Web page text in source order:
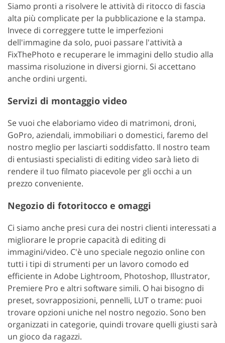
Siamo pronti a risolvere le attività di ritocco di fascia
alta più complicate per la pubblicazione e la stampa.
Invece di correggere tutte le imperfezioni
dell'immagine da solo, puoi passare l'attività a
FixThePhoto e recuperare le immagini dello studio alla
massima risoluzione in diversi giorni. Si accettano
anche ordini urgenti.
Servizi di montaggio video
Se vuoi che elaboriamo video di matrimoni, droni,
GoPro, aziendali, immobiliari o domestici, faremo del
nostro meglio per lasciarti soddisfatto. Il nostro team
di entusiasti specialisti di editing video sarà lieto di
rendere il tuo filmato piacevole per gli occhi a un
prezzo conveniente.
Negozio di fotoritocco e omaggi
Ci siamo anche presi cura dei nostri clienti interessati a
migliorare le proprie capacità di editing di
immagini/video. C'è uno speciale negozio online con
tutti i tipi di strumenti per un lavoro comodo ed
efficiente in Adobe Lightroom, Photoshop, Illustrator,
Premiere Pro e altri software simili. O hai bisogno di
preset, sovrapposizioni, pennelli, LUT o trame: puoi
trovare opzioni uniche nel nostro negozio. Sono ben
organizzati in categorie, quindi trovare quelli giusti sarà
un gioco da ragazzi.